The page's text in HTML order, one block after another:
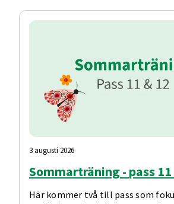
3 augusti 2026
Sommarträning -
Här kommer två till pass som